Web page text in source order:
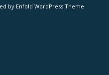
by Enfold WordPress Theme